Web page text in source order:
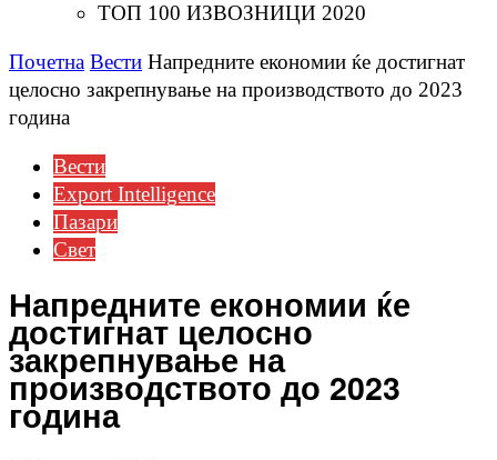
ТОП 100 ИЗВОЗНИЦИ 2020
Почетна Вести Напредните економии ќе достигнат
целосно закрепнување на производството до 2023
година
Вести
Еxport Intelligence
Пазари
Свет
Напредните економии ќе
достигнат целосно
закрепнување на
производството до 2023
година